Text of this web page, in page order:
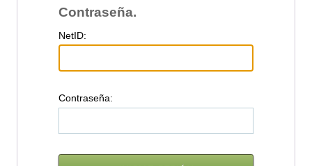
Contraseña.
NetID:
Contraseña: